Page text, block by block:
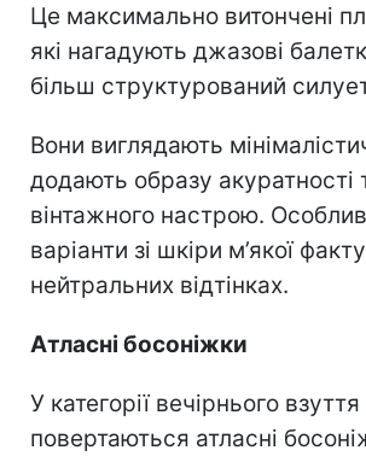
Це максимально витончені
які нагадують джазові
більш структурований
Вони виглядають
додають образу акуратності
вінтажного настрою.
варіанти зі шкіри м’якої
нейтральних відтінках.
Атласні босоніжки
У категорії вечірнього взуття
повертаються атласні